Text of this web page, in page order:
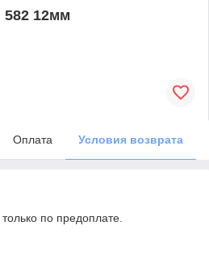
582 12мм
Оплата Условия возврата
по предоплате.